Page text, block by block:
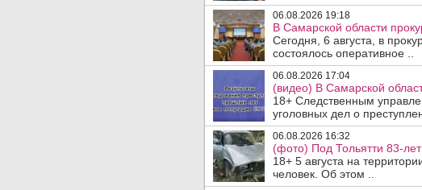
06.08.2026 19:18
В Самарской области
Сегодня, 6 августа, в
состоялось оперативное ..
06.08.2026 17:04
(видео) В Самарской
18+ Следственным
уголовных дел о
06.08.2026 16:32
(фото) Под Тольятти 83-
18+ 5 августа на
человек. Об этом ..